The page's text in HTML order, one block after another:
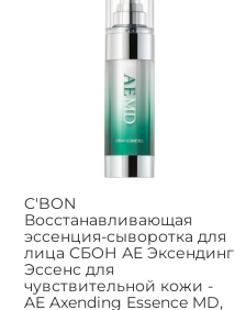
C'BON
Восстанавливающая
эссенция-сыворотка для
лица СБОН АЕ Эксендинг
Эссенс для
чувствительной кожи -
AE Axending Essence MD,